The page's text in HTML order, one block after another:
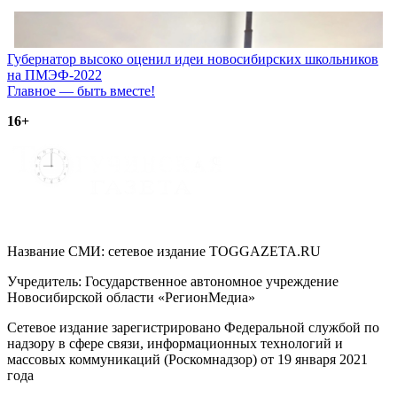
Навигация
по
Губернатор высоко оценил идеи новосибирских школьников
на ПМЭФ-2022
Главное — быть вместе!
16+
Название СМИ: cетевое издание TOGGAZETA.RU
Учредитель: Государственное автономное учреждение
Новосибирской области «РегионМедиа»
Сетевое издание зарегистрировано Федеральной службой по
надзору в сфере связи, информационных технологий и
массовых коммуникаций (Роскомнадзор) от 19 января 2021
года